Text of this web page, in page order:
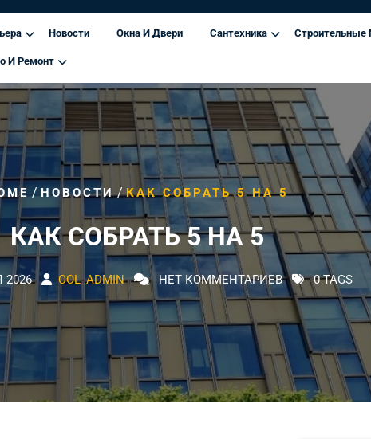
Новости Окна И Двери Сантехника Строительные
И Ремонт
/ НОВОСТИ/КАК СОБРАТЬ 5 НА 5
КАК СОБРАТЬ 5 НА 5
2026 COL_ADMIN НЕТ КОММЕНТАРИЕВ 0 TAGS